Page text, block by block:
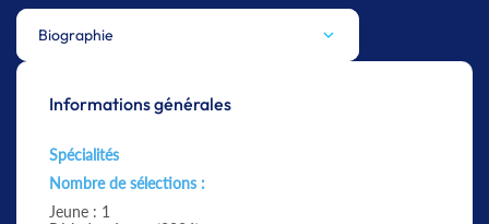
Biographie
Informations générales
Spécialités
Nombre de sélections :
Jeune : 1